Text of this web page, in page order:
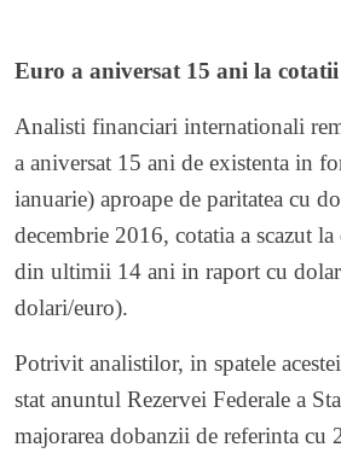
Euro a aniversat 15 ani la
Analisti financiari internationali
a aniversat 15 ani de existenta in
ianuarie) aproape de paritatea cu
decembrie 2016, cotatia a scazut
din ultimii 14 ani in raport cu
dolari/euro).
Potrivit analistilor, in spatele
stat anuntul Rezervei Federale a
majorarea dobanzii de referinta cu